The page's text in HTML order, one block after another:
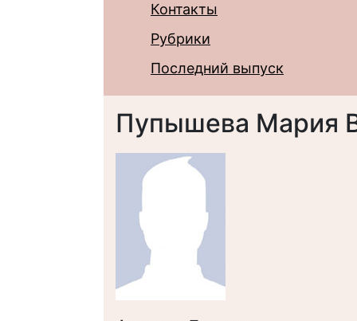
Контакты
Рубрики
Последний выпуск
Пупышева Мария